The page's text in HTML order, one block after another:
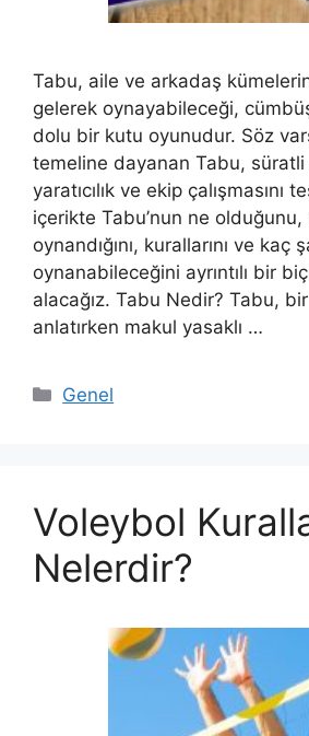
Tabu, aile ve arkadaş
gelerek oynayabileceği,
dolu bir kutu oyunudur. Söz
temeline dayanan Tabu,
yaratıcılık ve ekip çalışmasını
içerikte Tabu’nun ne olduğunu,
oynandığını, kurallarını ve kaç
oynanabileceğini ayrıntılı bir
alacağız. Tabu Nedir? Tabu,
anlatırken makul yasaklı …
Kategoriler
Genel
Voleybol
Nelerdir?